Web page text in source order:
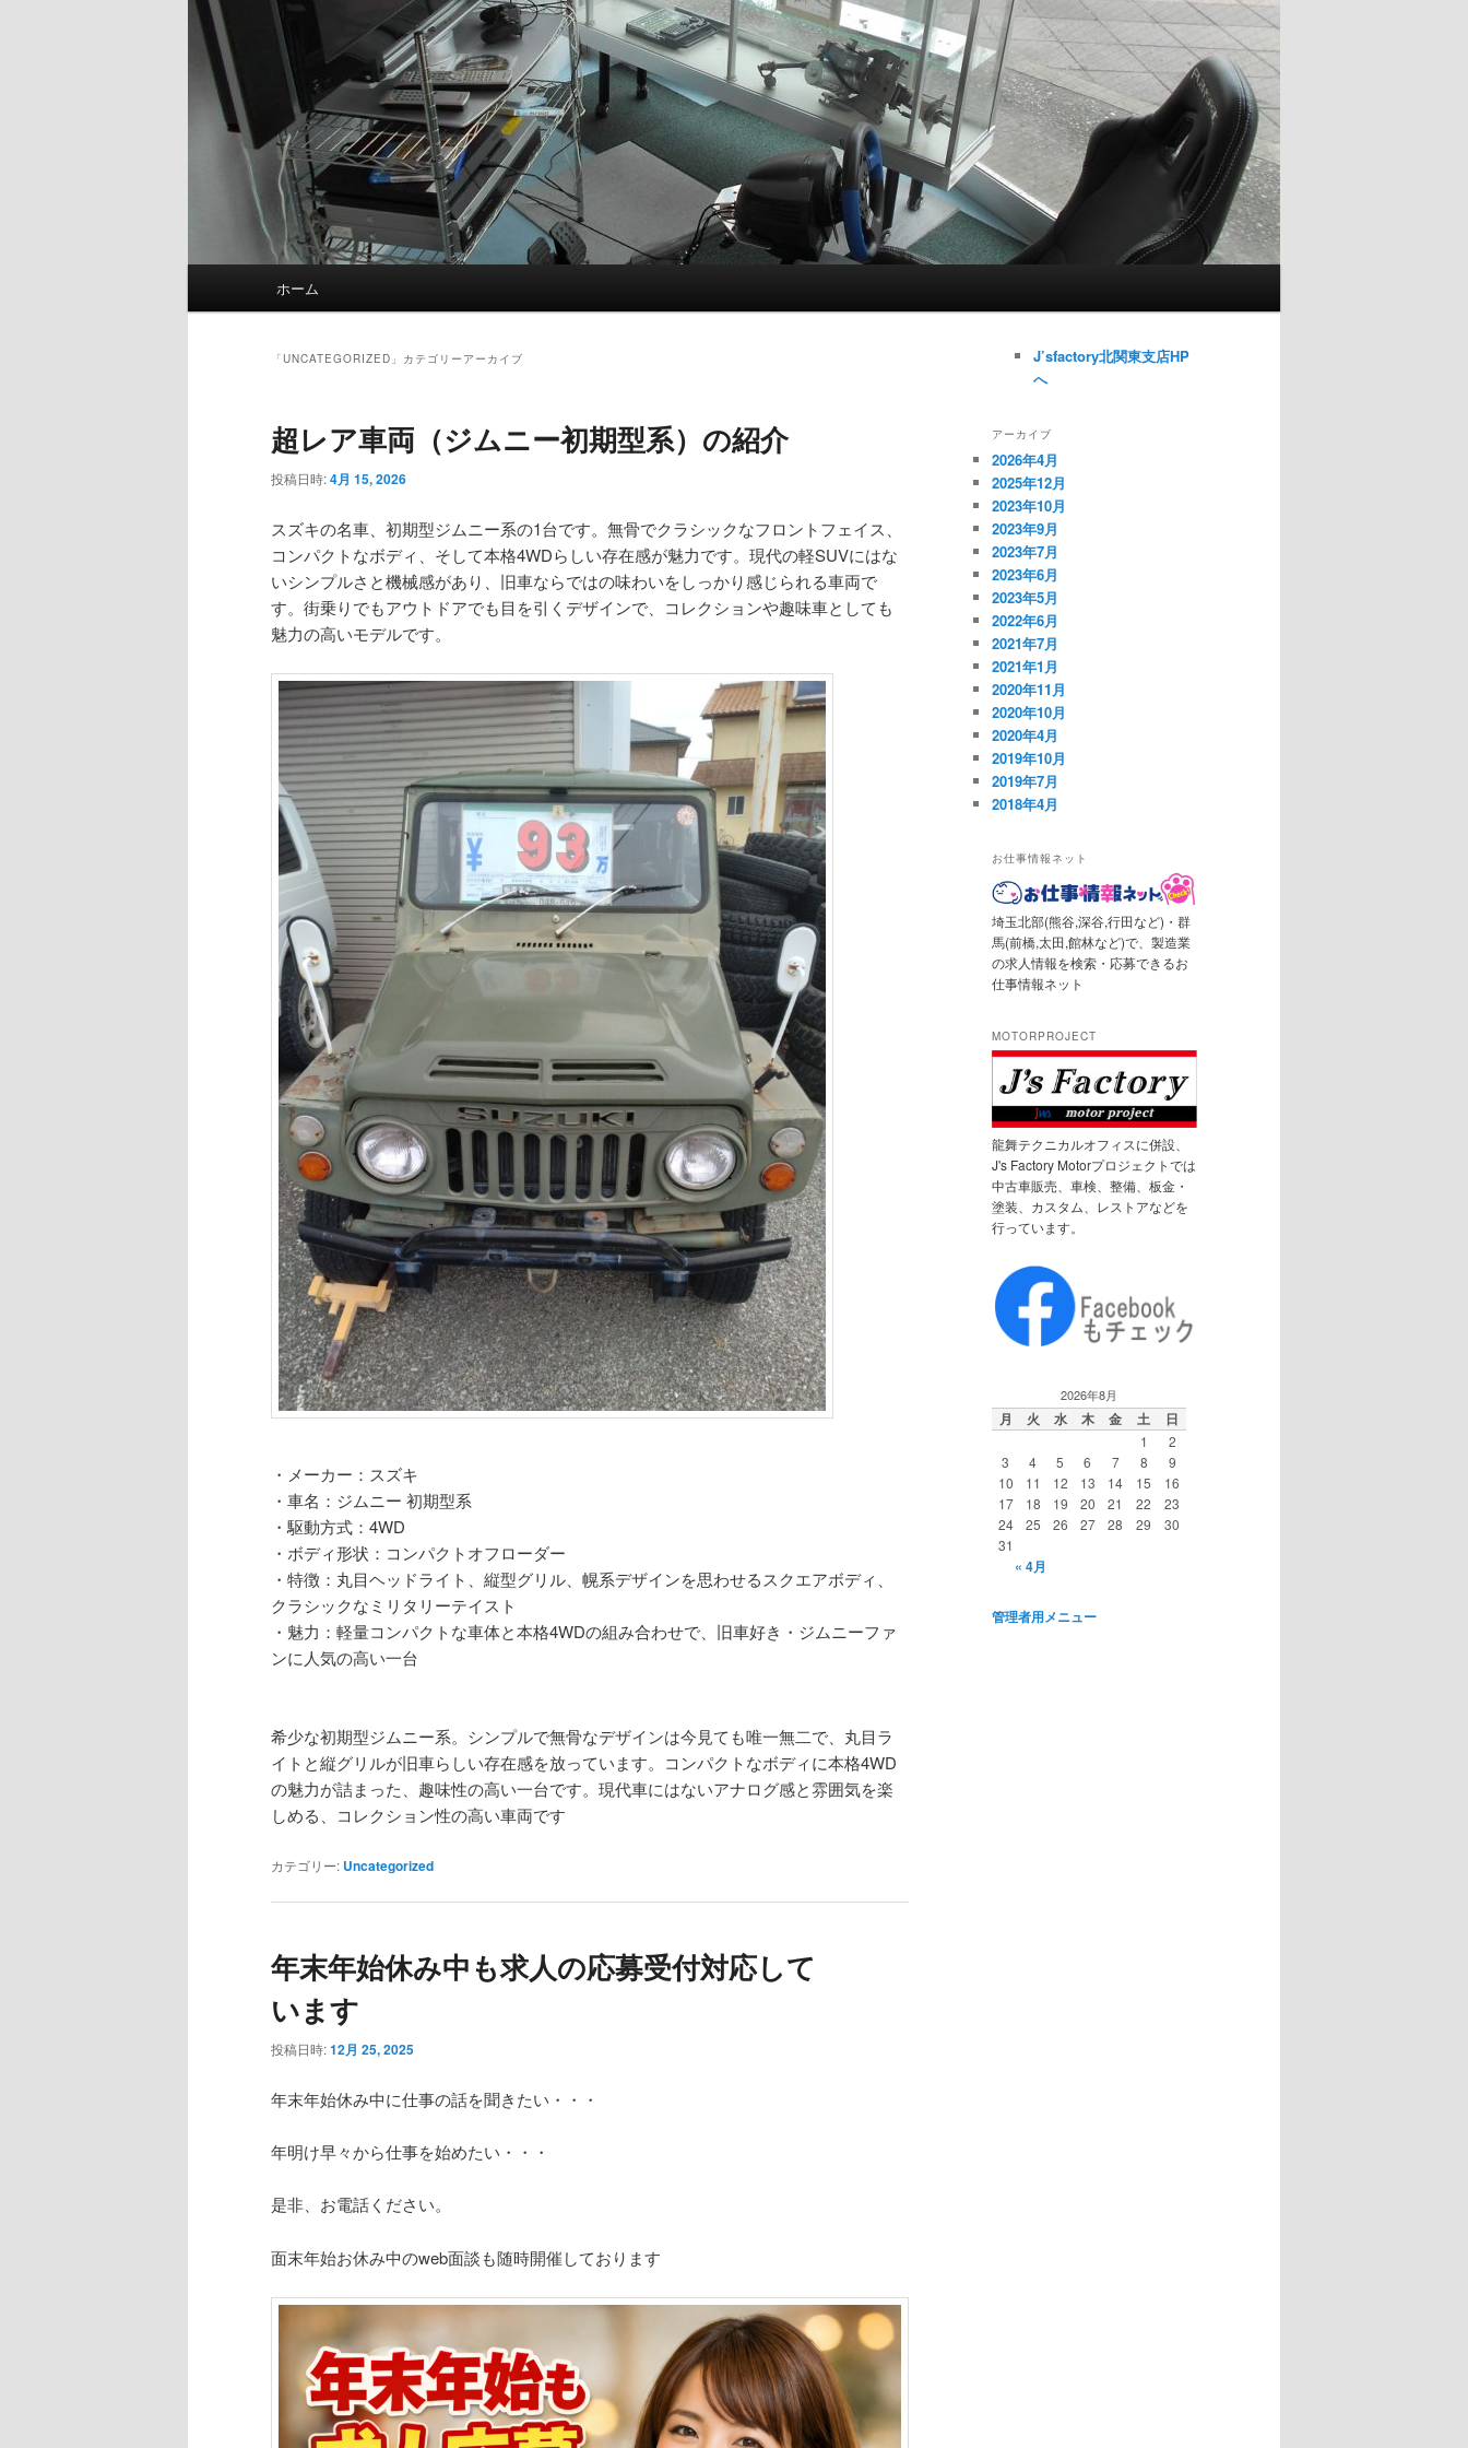
ホーム
「UNCATEGORIZED 」カテゴリーアーカイブ
超レア車両（ジムニー初期型系）の紹介
投稿日時:4月 15, 2026
スズキの名車、初期型ジムニー系の1台です。無骨でクラシックなフロントフェイス、
コンパクトなボディ、そして本格4WDらしい存在感が魅力です。現代の軽SUVにはな
いシンプルさと機械感があり、旧車ならではの味わいをしっかり感じられる車両で
す。街乗りでもアウトドアでも目を引くデザインで、コレクションや趣味車としても
魅力の高いモデルです。
・メーカー：スズキ
・車名：ジムニー 初期型系
・駆動方式：4WD
・ボディ形状：コンパクトオフローダー
・特徴：丸目ヘッドライト、縦型グリル、幌系デザインを思わせるスクエアボディ、
クラシックなミリタリーテイスト
・魅力：軽量コンパクトな車体と本格4WDの組み合わせで、旧車好き・ジムニーファ
ンに人気の高い一台
希少な初期型ジムニー系。シンプルで無骨なデザインは今見ても唯一無二で、丸目ラ
イトと縦グリルが旧車らしい存在感を放っています。コンパクトなボディに本格4WD
の魅力が詰まった、趣味性の高い一台です。現代車にはないアナログ感と雰囲気を楽
しめる、コレクション性の高い車両です
カテゴリー: Uncategorized
年末年始休み中も求人の応募受付対応して
います
投稿日時:12月 25, 2025
年末年始休み中に仕事の話を聞きたい・・・
年明け早々から仕事を始めたい・・・
是非、お電話ください。
面末年始お休み中のweb面談も随時開催しております
J’sfactory北関東支店HP
へ
アーカイブ
2026年4月
2025年12月
2023年10月
2023年9月
2023年7月
2023年6月
2023年5月
2022年6月
2021年7月
2021年1月
2020年11月
2020年10月
2020年4月
2019年10月
2019年7月
2018年4月
お仕事情報ネット
埼玉北部(熊谷,深谷,行田など)・群
馬(前橋,太田,館林など)で、製造業
の求人情報を検索・応募できるお
仕事情報ネット
MOTORPROJECT
龍舞テクニカルオフィスに併設、
J's Factory Motorプロジェクトでは
中古車販売、車検、整備、板金・
塗装、カスタム、レストアなどを
行っています。
2026年8月
月 火 水 木 金 土 日
1
2
3
4 5 6 7 8
9
10
11 12 13 14 15
16
17
18 19 20 21 22
23
24
25 26 27 28 29
30
31
« 4月
管理者用メニュー